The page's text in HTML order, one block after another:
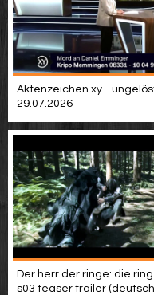
Aktenzeichen xy...
29.07.2026
Der herr der ringe: die
s03 teaser trailer